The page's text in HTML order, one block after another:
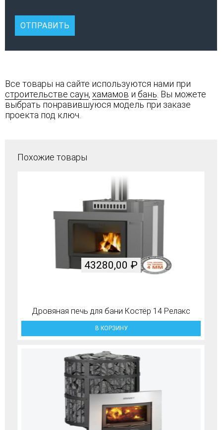
Все товары на сайте используются нами при
строительстве саун, хамамов и бань . Вы можете
выбрать понравившуюся модель при заказе
проекта под ключ.
Похожие товары
Дровяная печь для бани Костёр 14 Релакс
43280,00 ₽
В КОРЗИНУ